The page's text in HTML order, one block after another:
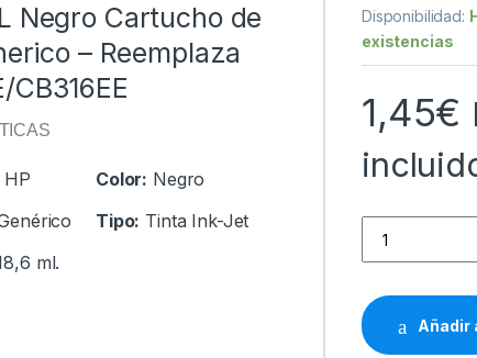
Negro Cartucho de
– Reemplaza
CB316EE
HP Color: Negro
Tipo: Tinta Ink-Jet
ml.
Disponibilidad:
existencias
1,45€
Añadir